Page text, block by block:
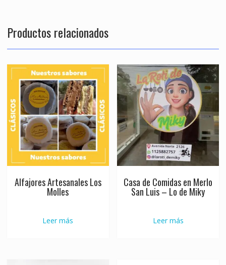
Productos relacionados
Alfajores Artesanales Los
Molles
Leer más
Casa de Comidas en Merlo
San Luis – Lo de Miky
Leer más